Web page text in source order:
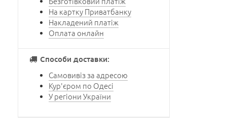
На картку Приватбанку
Накладений платіж
Оплата онлайн
Способи доставки:
Самовивіз за адресою
Кур'єром по Одесі
У регіони України